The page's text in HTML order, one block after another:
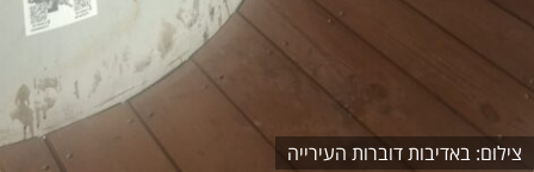
באדיבות דוברות העירייה